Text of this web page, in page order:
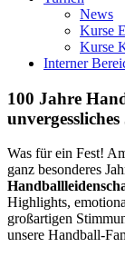
News
Kurse
Kurse
Interner
100 Jahre
Was für ein Fest!
ganz besonderes
Highlights,
großartigen
unsere Handball-